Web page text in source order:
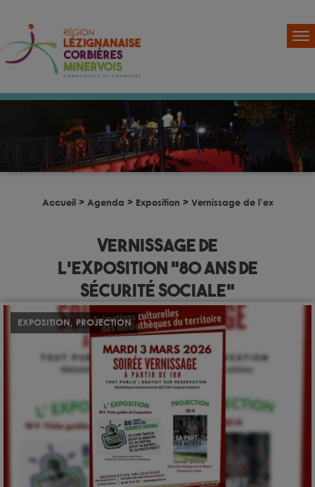
Accueil > Agenda > Exposition > Vernissage de l’exposition
Vernissage de
l’exposition “80 ans de
sécurité sociale”
EXPOSITION PROJECTION